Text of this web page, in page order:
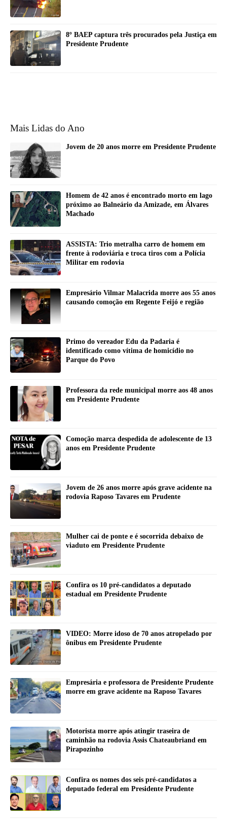
8º BAEP captura três procurados pela Justiça em
Presidente Prudente
Mais Lidas do Ano
Jovem de 20 anos morre em Presidente Prudente
Homem de 42 anos é encontrado morto em lago
próximo ao Balneário da Amizade, em Álvares
Machado
ASSISTA: Trio metralha carro de homem em
frente à rodoviária e troca tiros com a Polícia
Militar em rodovia
Empresário Vilmar Malacrida morre aos 55 anos
causando comoção em Regente Feijó e região
Primo do vereador Edu da Padaria é
identificado como vítima de homicídio no
Parque do Povo
Professora da rede municipal morre aos 48 anos
em Presidente Prudente
Comoção marca despedida de adolescente de 13
anos em Presidente Prudente
Jovem de 26 anos morre após grave acidente na
rodovia Raposo Tavares em Prudente
Mulher cai de ponte e é socorrida debaixo de
viaduto em Presidente Prudente
Confira os 10 pré-candidatos a deputado
estadual em Presidente Prudente
VIDEO: Morre idoso de 70 anos atropelado por
ônibus em Presidente Prudente
Empresária e professora de Presidente Prudente
morre em grave acidente na Raposo Tavares
Motorista morre após atingir traseira de
caminhão na rodovia Assis Chateaubriand em
Pirapozinho
Confira os nomes dos seis pré-candidatos a
deputado federal em Presidente Prudente